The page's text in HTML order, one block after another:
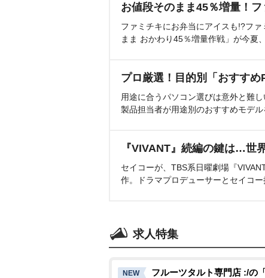
お値段そのまま45％増量！
ファミチキにお弁当にアイスも!?フ
まま おかわり45％増量作戦」が今夏
プロ厳選！目的別「おすすめ
用途に合うパソコン選びは意外と難
製品担当者が用途別のおすすめモデル
『VIVANT』続編の鍵は…世
セイコーが、TBS系日曜劇場『
作。ドラマプロデューサーとセイコー
求人特集
NEW
フルーツタルト専門店 :/の